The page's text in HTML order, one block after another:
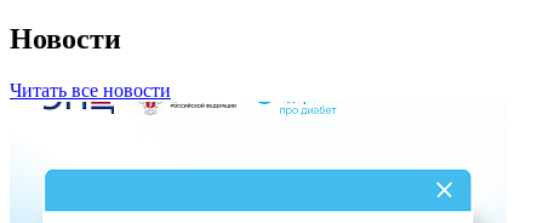
Новости
Читать все новости